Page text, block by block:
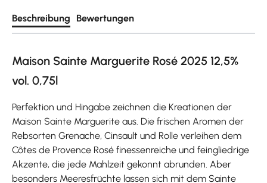
Beschreibung Bewertungen
Maison Sainte Marguerite Rosé 2025 12,5%
vol. 0,75l
Perfektion und Hingabe zeichnen die Kreationen der
Maison Sainte Marguerite aus. Die frischen Aromen der
Rebsorten Grenache, Cinsault und Rolle verleihen dem
Côtes de Provence Rosé finessenreiche und feingliedrige
Akzente, die jede Mahlzeit gekonnt abrunden. Aber
besonders Meeresfrüchte lassen sich mit dem Sainte